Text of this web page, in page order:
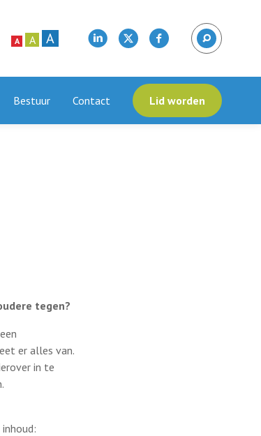
A A A
Bestuur Contact Lid worden
tegen?
er alles van.
in te